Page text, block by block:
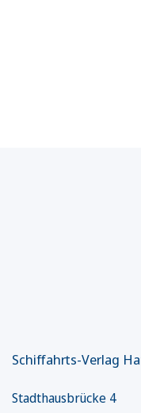
Schiffahrts-Verlag
Stadthausbrücke 4